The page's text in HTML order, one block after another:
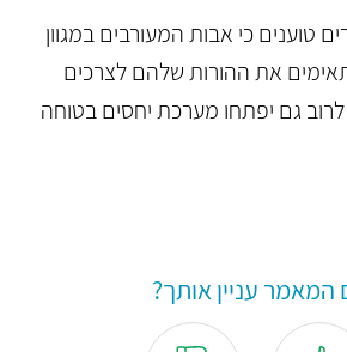
טוענים כי אבות המעורבים במגוון
את ההורות שלהם לצרכים
לרוב גם יפתחו מערכת יחסים בטוחה
עניין אותך?